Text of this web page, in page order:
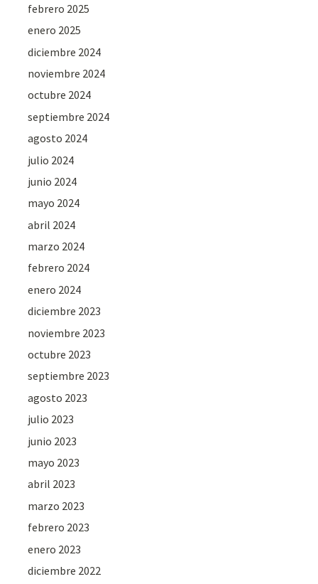
febrero 2025
enero 2025
diciembre 2024
noviembre 2024
octubre 2024
septiembre 2024
agosto 2024
julio 2024
junio 2024
mayo 2024
abril 2024
marzo 2024
febrero 2024
enero 2024
diciembre 2023
noviembre 2023
octubre 2023
septiembre 2023
agosto 2023
julio 2023
junio 2023
mayo 2023
abril 2023
marzo 2023
febrero 2023
enero 2023
diciembre 2022